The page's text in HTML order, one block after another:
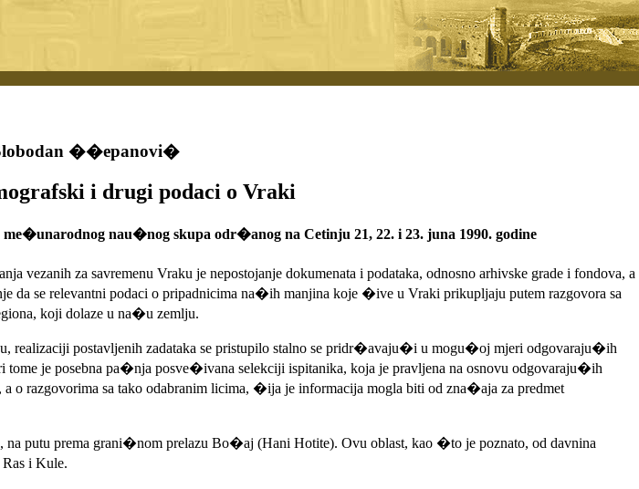
��epanovi�
i drugi podaci o Vraki
nau�nog skupa odr�anog na Cetinju 21, 22. i 23. juna 1990. godine
za savremenu Vraku je nepostojanje dokumenata i podataka, odnosno arhivske grade i fondova, a
se relevantni podaci o pripadnicima na�ih manjina koje �ive u Vraki prikupljaju putem razgovora sa
koji dolaze u na�u zemlju.
postavljenih zadataka se pristupilo stalno se pridr�avaju�i u mogu�oj mjeri odgovaraju�ih
je posebna pa�nja posve�ivana selekciji ispitanika, koja je pravljena na osnovu odgovaraju�ih
razgovorima sa tako odabranim licima, �ija je informacija mogla biti od zna�aja za predmet
putu prema grani�nom prelazu Bo�aj (Hani Hotite). Ovu oblast, kao �to je poznato, od davnina
i Kule.